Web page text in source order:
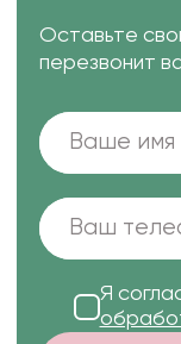
Оставьте
перезвонит
Я